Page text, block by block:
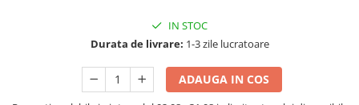
IN STOC
Durata de livrare: 1-3 zile lucratoare
ADAUGA IN COS